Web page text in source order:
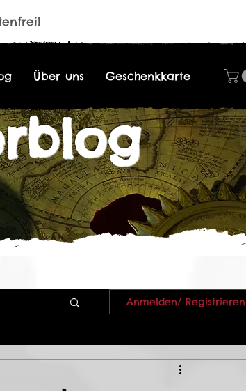
Über uns Geschenkkarte
Anmelden/ Registrieren